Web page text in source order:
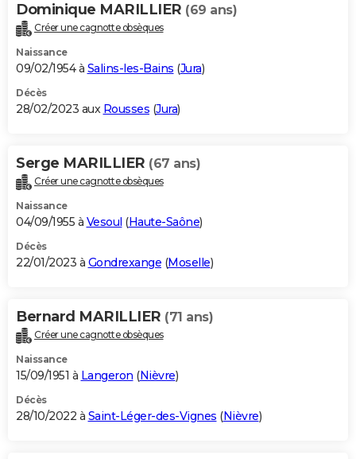
Dominique MARILLIER (69 ans)
Créer une cagnotte obsèques
Naissance
09/02/1954 à Salins-les-Bains (Jura)
Décès
28/02/2023 aux Rousses (Jura)
Serge MARILLIER (67 ans)
Créer une cagnotte obsèques
Naissance
04/09/1955 à Vesoul (Haute-Saône)
Décès
22/01/2023 à Gondrexange (Moselle)
Bernard MARILLIER (71 ans)
Créer une cagnotte obsèques
Naissance
15/09/1951 à Langeron (Nièvre)
Décès
28/10/2022 à Saint-Léger-des-Vignes (Nièvre)